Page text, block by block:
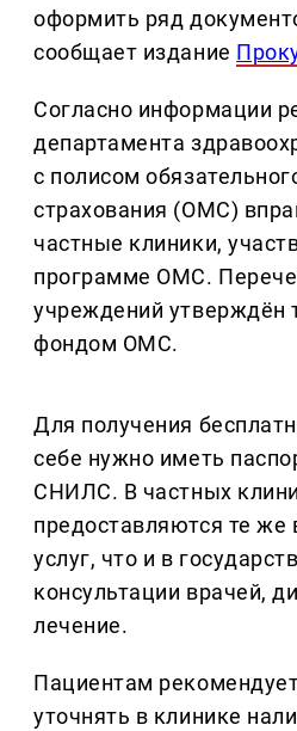
оформить ряд
сообщает издание
Согласно информации
департамента
с полисом
страхования (ОМС)
частные клиники,
программе ОМС.
учреждений утверждён
фондом ОМС.
Для получения
себе нужно иметь
СНИЛС. В частных
предоставляются те
услуг, что и в
консультации врачей,
лечение.
Пациентам
уточнять в клинике